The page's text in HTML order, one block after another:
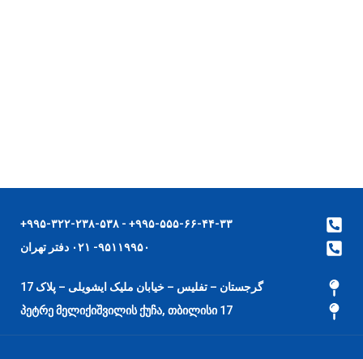
۹۹۵-۵۵۵-۶۶-۴۴-۳۳+ - ۹۹۵-۳۲۲-۲۳۸-۵۳۸+
۹۵۱۱۹۹۵۰- ۰۲۱ دفتر تهران
گرجستان – تفلیس – خیابان ملیک ایشویلی – پلاک 17
17 პეტრე მელიქიშვილის ქუჩა, თბილისი